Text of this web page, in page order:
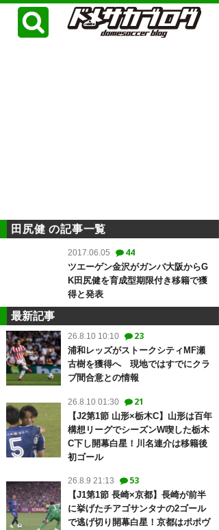
田尻健 の記事一覧
2017.06.05 44
ツエーゲン金沢がガンバ大阪からG
K田尻健を育成型期限付き移籍で獲
得と発表
最新記事
26.8.10 10:10 23
浦和レッズがストークシティMF瀬
古樹を獲得へ 現地ではすでにクラ
ブ間合意との情報
26.8.10 01:30 21
【J2第1節 山形×栃木C】山形は百年
構想リーグでシーズンW喫した栃木
C下し開幕白星！川名連介は移籍後
初ゴール
26.8.9 21:13 53
【J1第1節 長崎×京都】長崎が前半
に挙げたチアゴサンタナの2ゴール
で逃げ切り開幕白星！京都はポポヴ